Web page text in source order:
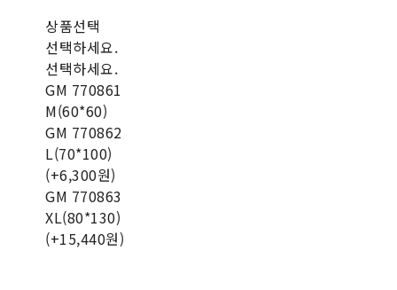
상품선택
선택하세요.
선택하세요.
GM 770861
M(60*60)
GM 770862
L(70*100)
(+6,300원)
GM 770863
XL(80*130)
(+15,440원)